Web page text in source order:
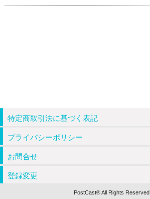
特定商取引法に基づく表記
プライバシーポリシー
お問合せ
登録変更
PostCast® All Rights Reserved.